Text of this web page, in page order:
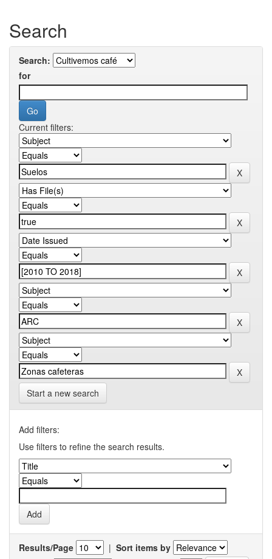
Search
Search:
for
Current filters:
Start a new search
Add filters:
Use filters to refine the search results.
Results/Page | Sort items by